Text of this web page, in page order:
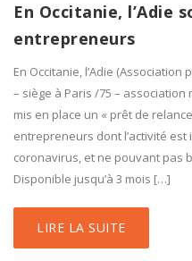
En Occitanie, l’Adie
entrepreneurs
En Occitanie, l’Adie
– siège à Paris /75 –
mis en place un « prêt de
entrepreneurs dont l’activité est
coronavirus, et ne pouvant pas
Disponible jusqu’à 3 mois […]
LIRE LA SUITE